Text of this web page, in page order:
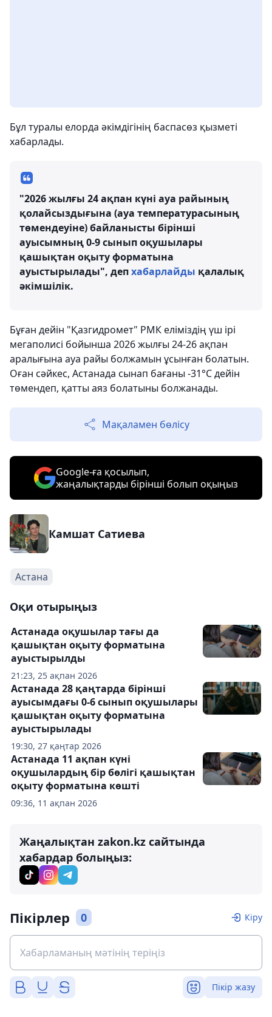
Бұл туралы елорда әкімдігінің баспасөз қызметі
хабарлады.
"2026 жылғы 24 ақпан күні ауа райының
қолайсыздығына (ауа температурасының
төмендеуіне) байланысты бірінші
ауысымның 0-9 сынып оқушылары
қашықтан оқыту форматына
ауыстырылады", депхабарлайды қалалық
әкімшілік.
Бұған дейін "Қазгидромет" РМК еліміздің үш ірі
мегаполисі бойынша 2026 жылғы 24-26 ақпан
аралығына ауа райы болжамын ұсынған болатын.
Оған сәйкес, Астанада сынап бағаны -31°С дейін
төмендеп, қатты аяз болатыны болжанады.
Мақаламен бөлісу
Google-ға қосылып,
жаңалықтарды бірінші болып оқыңыз
Камшат Сатиева
Астана
Оқи отырыңыз
21:23, 25 ақпан 2026
Астанада оқушылар тағы да
қашықтан оқыту форматына
ауыстырылды
19:30, 27 қаңтар 2026
Астанада 28 қаңтарда бірінші
ауысымдағы 0-6 сынып оқушылары
қашықтан оқыту форматына
ауыстырылады
09:36, 11 ақпан 2026
Астанада 11 ақпан күні
оқушылардың бір бөлігі қашықтан
оқыту форматына көшті
Жаңалықтан zakon.kz сайтында
хабардар болыңыз:
Пікірлер 0 Кіру
Пікір жазу